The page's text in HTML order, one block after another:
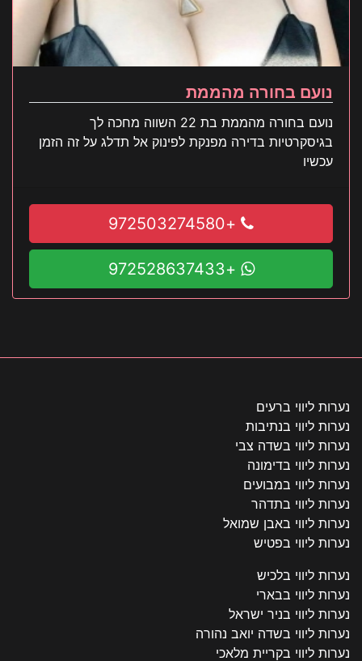
נועם בחורה מהממת
נועם בחורה מהממת בת 22 השווה מחכה לך
בגיסקרטיות בדירה מפנקת לפינוק אל תדלג על זה הזמן
עכשיו
+972503274580
+972528637433
נערות ליווי ברעים
נערות ליווי בנתיבות
נערות ליווי בשדה צבי
נערות ליווי בדימונה
נערות ליווי במבועים
נערות ליווי בתדהר
נערות ליווי באבן שמואל
נערות ליווי בפטיש
נערות ליווי בלכיש
נערות ליווי בבארי
נערות ליווי בניר ישראל
נערות ליווי בשדה יואב נהורה
נערות ליווי בקריית מלאכי